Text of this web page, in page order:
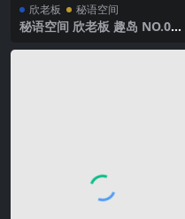
欣老板 秘语空间
秘语空间 欣老板 趣岛 NO.003
整版